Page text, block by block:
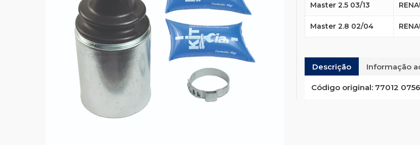
Master 2.5 03/13
Master 2.8 02/04
Descrição Informação
Código original:77012